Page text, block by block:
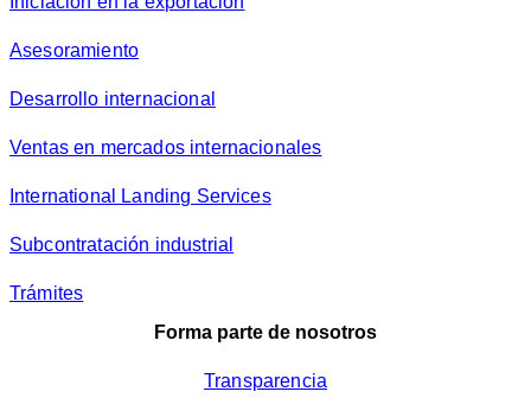
Asesoramiento
Desarrollo internacional
Ventas en mercados internacionales
International Landing Services
Subcontratación industrial
Trámites
Forma parte de nosotros
Transparencia